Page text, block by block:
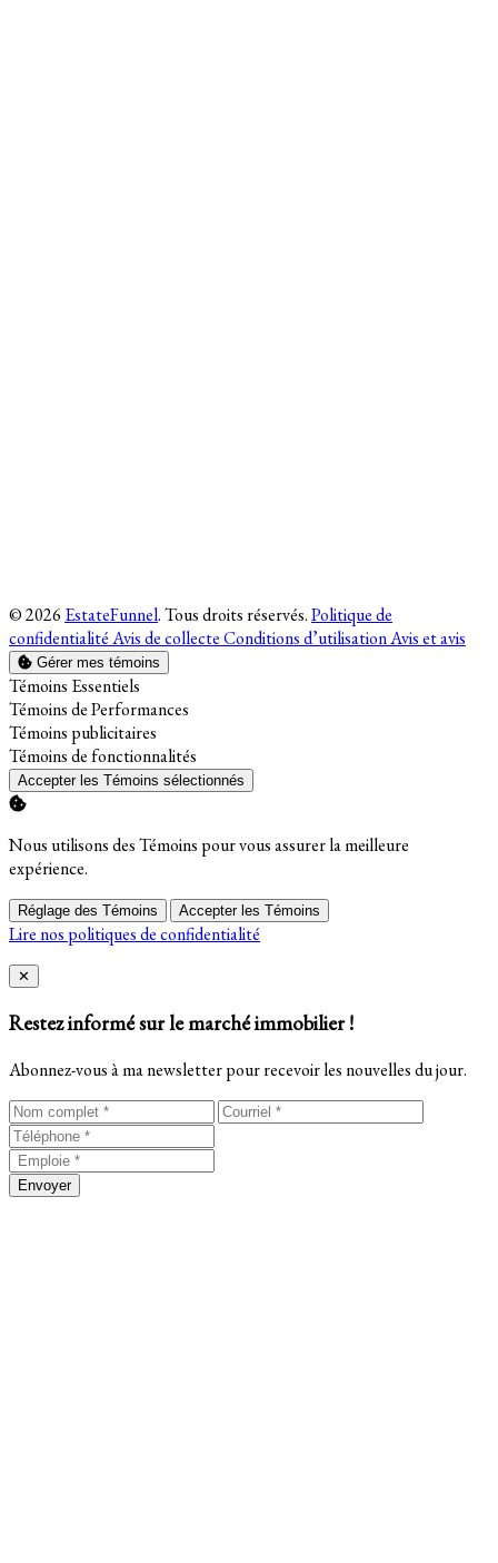
© 2026 EstateFunnel. Tous droits réservés.Politique de
confidentialitéAvis de collecteConditions d’utilisationAvis et avis
Gérer mes témoins
Activer
Témoins Essentiels
Activer
Témoins de Performances
Activer
Témoins publicitaires
Activer
Témoins de fonctionnalités
Accepter les Témoins sélectionnés
Nous utilisons des Témoins pour vous assurer la meilleure
expérience.
Réglage des Témoins Accepter les Témoins
Lire nos politiques de confidentialité
Close
✕
Restez informé sur le marché immobilier !
Abonnez-vous à ma newsletter pour recevoir les nouvelles du jour.
Envoyer